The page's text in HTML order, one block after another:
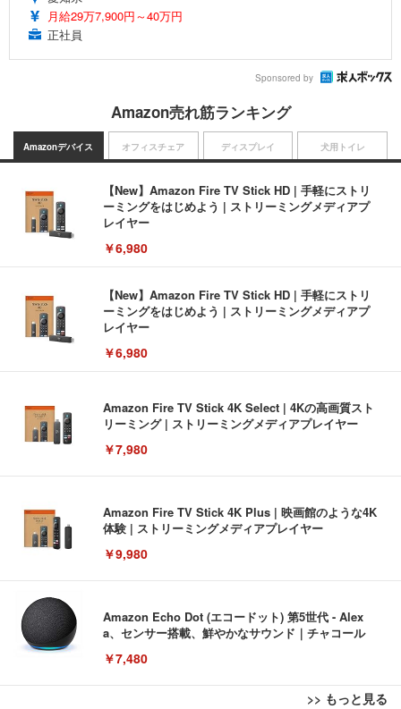
月給29万7,900円～40万円
正社員
Sponsored by
Amazon売れ筋ランキング
Amazonデバイス
【New】Amazon Fire TV Stick HD | 手軽にストリ
ーミングをはじめよう | ストリーミングメディアプ
レイヤー
￥6,980
【New】Amazon Fire TV Stick HD | 手軽にストリ
ーミングをはじめよう | ストリーミングメディアプ
レイヤー
￥6,980
Amazon Fire TV Stick 4K Select | 4Kの高画質スト
リーミング | ストリーミングメディアプレイヤー
￥7,980
Amazon Fire TV Stick 4K Plus | 映画館のような4K
体験 | ストリーミングメディアプレイヤー
￥9,980
Amazon Echo Dot (エコードット) 第5世代 - Alex
a、センサー搭載、鮮やかなサウンド｜チャコール
￥7,480
>> もっと見る
オフィスチェア ディスプレイ 犬用トイレ